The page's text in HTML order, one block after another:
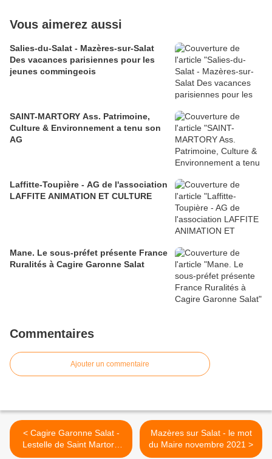
Vous aimerez aussi
Salies-du-Salat - Mazères-sur-Salat
Des vacances parisiennes pour les
jeunes commingeois
SAINT-MARTORY Ass. Patrimoine,
Culture & Environnement a tenu son
AG
Laffitte-Toupière - AG de l'association
LAFFITE ANIMATION ET CULTURE
Mane. Le sous-préfet présente France
Ruralités à Cagire Garonne Salat
Commentaires
Ajouter un commentaire
< Cagire Garonne Salat -
Lestelle de Saint Martory.
Une cour d’école pleine de
Mazères sur Salat - le mot
du Maire novembre 2021 >